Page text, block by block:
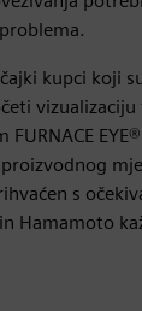
kupci koji
s
Hamamoto